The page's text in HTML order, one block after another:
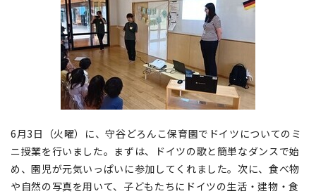
6月3日（火曜）に、守谷どろんこ保育園でドイツについてのミ
ニ授業を行いました。まずは、ドイツの歌と簡単なダンスで始
め、園児が元気いっぱいに参加してくれました。次に、食べ物
や自然の写真を用いて、子どもたちにドイツの生活・建物・食